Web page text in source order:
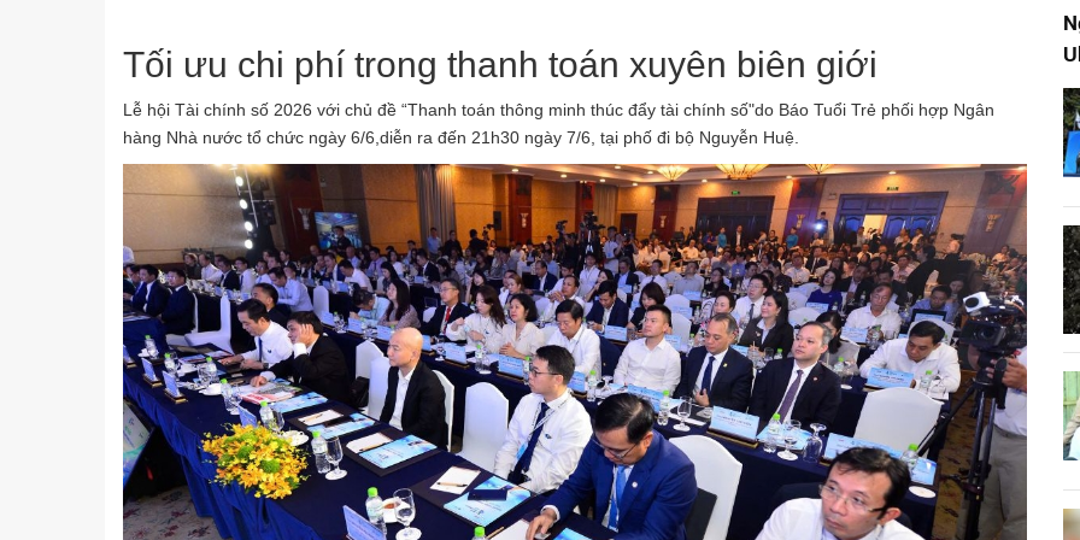
Tối ưu chi phí trong thanh toán xuyên biên giới
Lễ hội Tài chính số 2026 với chủ đề “Thanh toán thông minh thúc đẩy tài chính số"do Báo Tuổi Trẻ phối hợp Ngân
hàng Nhà nước tổ chức ngày 6/6,diễn ra đến 21h30 ngày 7/6, tại phố đi bộ Nguyễn Huệ.